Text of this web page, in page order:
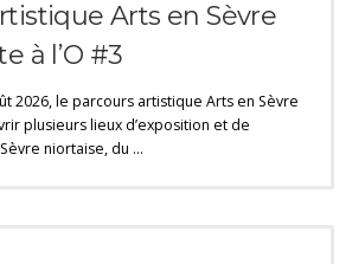
Arts en Sèvre
à l’O #3
2026, le parcours artistique Arts en Sèvre
plusieurs lieux d’exposition et de
niortaise, du …